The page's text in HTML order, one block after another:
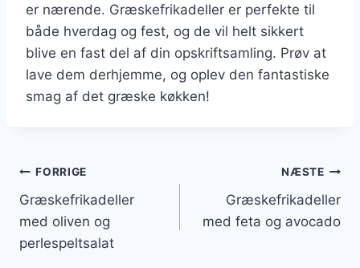
er nærende. Græskefrikadeller er perfekte til
både hverdag og fest, og de vil helt sikkert
blive en fast del af din opskriftsamling. Prøv at
lave dem derhjemme, og oplev den fantastiske
smag af det græske køkken!
Indlægsnavigation
FORRIGE
Græskefrikadeller
med oliven og
perlespeltsalat
NÆSTE
Græskefrikadeller
med feta og avocado